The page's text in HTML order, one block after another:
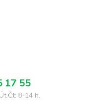
17 55
8-14 h.